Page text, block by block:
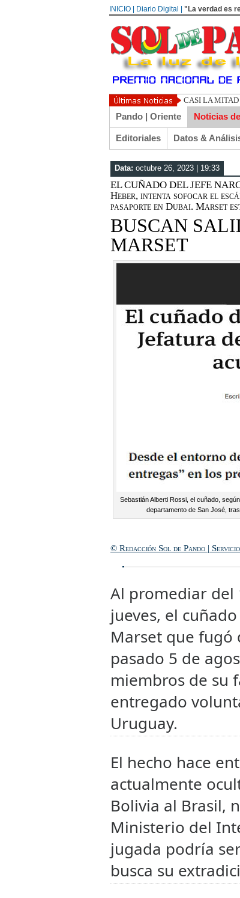
INICIO | Diario Digital | "La verdad es
UN
Pando | Oriente Noticias
Editoriales Datos &
Data: octubre 26, 2023 | 19:33
EL CUÑADO DEL JEFE
Heber, intenta sofocar el
pasaporte en Dubai. Marset
BUSCAN
MARSET
Sebastián Alberti Rossi, el cuñado,
departamento de San José,
© Redacción Sol de Pando |
Al promediar del
jueves, el
Marset que fugó
pasado 5 de
miembros de su
entregado
Uruguay.
El hecho hace
actualmente
Bolivia al Brasil,
Ministerio del
jugada podría
busca su